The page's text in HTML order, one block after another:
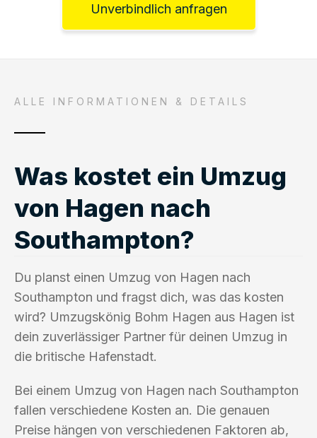
Unverbindlich anfragen
ALLE INFORMATIONEN & DETAILS
Was kostet ein Umzug
von Hagen nach
Southampton?
Du planst einen Umzug von Hagen nach
Southampton und fragst dich, was das kosten
wird? Umzugskönig Bohm Hagen aus Hagen ist
dein zuverlässiger Partner für deinen Umzug in
die britische Hafenstadt.
Bei einem Umzug von Hagen nach Southampton
fallen verschiedene Kosten an. Die genauen
Preise hängen von verschiedenen Faktoren ab,